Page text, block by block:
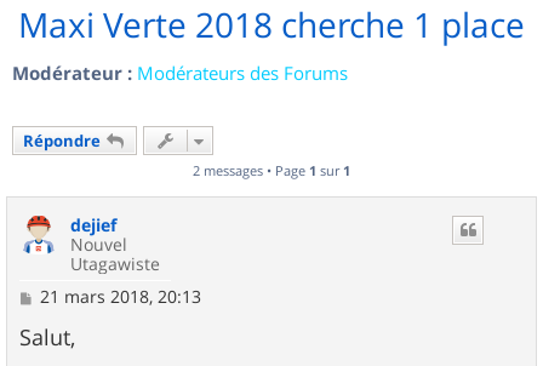
Maxi Verte 2018 cherche 1 place
Modérateur : Modérateurs des Forums
Répondre
2 messages • Page 1 sur 1
dejief
Nouvel
Utagawiste
M
s
s
21 mars 2018, 20:13
Salut,